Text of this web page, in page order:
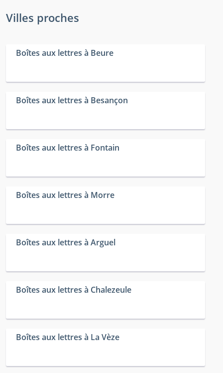
Villes proches
Boîtes aux lettres à Beure
Boîtes aux lettres à Besançon
Boîtes aux lettres à Fontain
Boîtes aux lettres à Morre
Boîtes aux lettres à Arguel
Boîtes aux lettres à Chalezeule
Boîtes aux lettres à La Vèze